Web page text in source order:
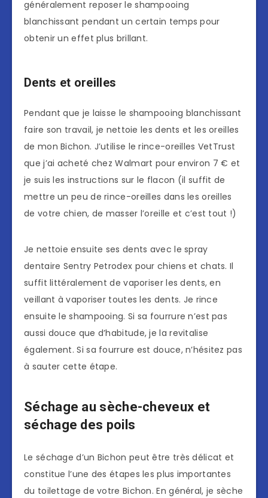
généralement reposer le shampooing
blanchissant pendant un certain temps pour
obtenir un effet plus brillant.
Dents et oreilles
Pendant que je laisse le shampooing blanchissant
faire son travail, je nettoie les dents et les oreilles
de mon Bichon. J’utilise le rince-oreilles VetTrust
que j’ai acheté chez Walmart pour environ 7 € et
je suis les instructions sur le flacon (il suffit de
mettre un peu de rince-oreilles dans les oreilles
de votre chien, de masser l’oreille et c’est tout !)
Je nettoie ensuite ses dents avec le spray
dentaire Sentry Petrodex pour chiens et chats. Il
suffit littéralement de vaporiser les dents, en
veillant à vaporiser toutes les dents. Je rince
ensuite le shampooing. Si sa fourrure n’est pas
aussi douce que d’habitude, je la revitalise
également. Si sa fourrure est douce, n’hésitez pas
à sauter cette étape.
Séchage au sèche-cheveux et
séchage des poils
Le séchage d’un Bichon peut être très délicat et
constitue l’une des étapes les plus importantes
du toilettage de votre Bichon. En général, je sèche